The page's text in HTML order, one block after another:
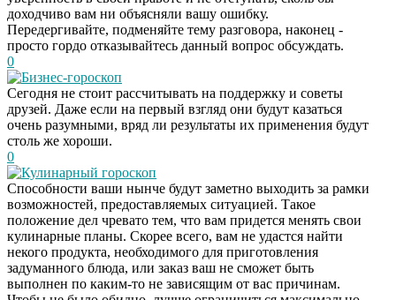
доходчиво вам ни объясняли вашу ошибку.
Передергивайте, подменяйте тему разговора, наконец -
просто гордо отказывайтесь данный вопрос обсуждать.
0
Бизнес-гороскоп
Сегодня не стоит рассчитывать на поддержку и советы
друзей. Даже если на первый взгляд они будут казаться
очень разумными, вряд ли результаты их применения будут
столь же хороши.
0
Кулинарный гороскоп
Способности ваши нынче будут заметно выходить за рамки
возможностей, предоставляемых ситуацией. Такое
положение дел чревато тем, что вам придется менять свои
кулинарные планы. Скорее всего, вам не удастся найти
некого продукта, необходимого для приготовления
задуманного блюда, или заказ ваш не сможет быть
выполнен по каким-то не зависящим от вас причинам.